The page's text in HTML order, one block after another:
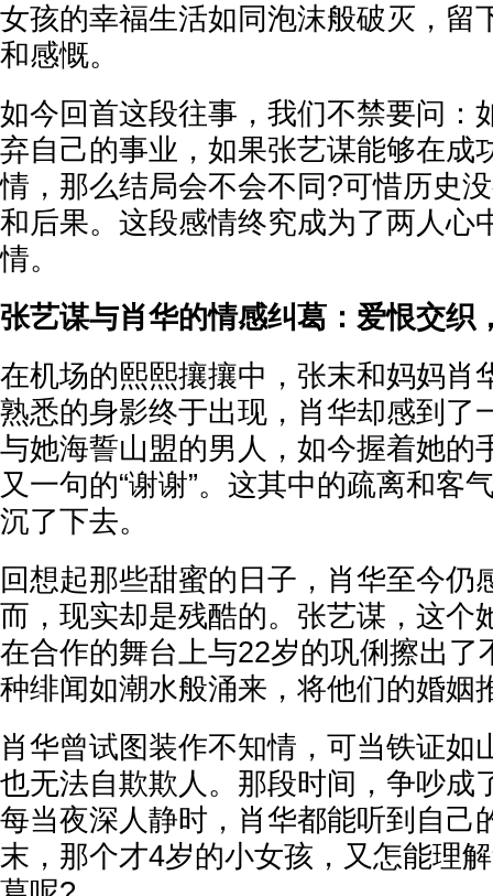
女孩的幸福生活如同泡沫般破灭，留
和感慨。
如今回首这段往事，我们不禁要问：
弃自己的事业，如果张艺谋能够在成
情，那么结局会不会不同?可惜历史
和后果。这段感情终究成为了两人心
情。
张艺谋与肖华的情感纠葛：爱恨交织
在机场的熙熙攘攘中，张末和妈妈肖
熟悉的身影终于出现，肖华却感到了
与她海誓山盟的男人，如今握着她的
又一句的“谢谢”。这其中的疏离和客
沉了下去。
回想起那些甜蜜的日子，肖华至今仍
而，现实却是残酷的。张艺谋，这个
在合作的舞台上与22岁的巩俐擦出了
种绯闻如潮水般涌来，将他们的婚姻
肖华曾试图装作不知情，可当铁证如
也无法自欺欺人。那段时间，争吵成
每当夜深人静时，肖华都能听到自己
末，那个才4岁的小女孩，又怎能理